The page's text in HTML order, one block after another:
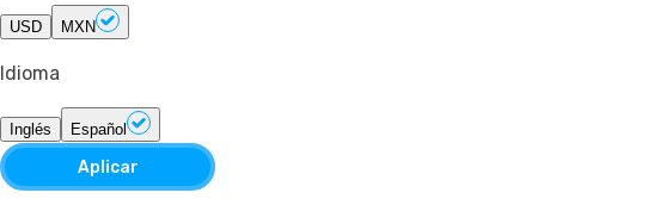
USD MXN
Idioma
Inglés Español
Aplicar